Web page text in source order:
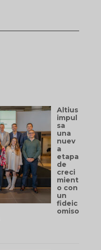
Altius
impul
sa
una
nuev
a
etapa
de
creci
mient
o con
un
fideic
omiso